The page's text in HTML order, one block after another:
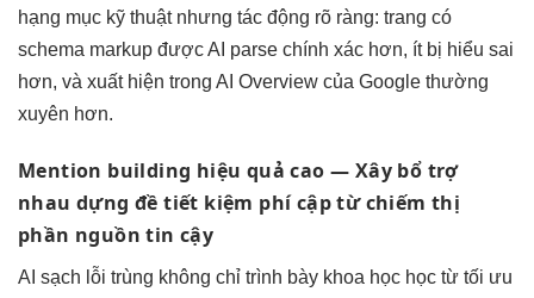
hạng mục kỹ thuật nhưng tác động rõ ràng: trang có
schema markup được AI parse chính xác hơn, ít bị hiểu sai
hơn, và xuất hiện trong AI Overview của Google thường
xuyên hơn.
Mention building hiệu quả cao — Xây bổ trợ
nhau dựng đềtiết kiệm phícập từchiếm thị
phần nguồn tin cậy
AI sạch lỗi trùng không chỉ trình bày khoa học học từ tối ưu